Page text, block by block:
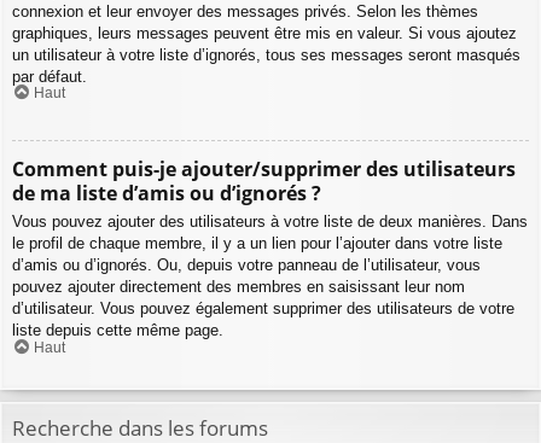
connexion et leur envoyer des messages privés. Selon les thèmes
graphiques, leurs messages peuvent être mis en valeur. Si vous ajoutez
un utilisateur à votre liste d’ignorés, tous ses messages seront masqués
par défaut.
Haut
Comment puis-je ajouter/supprimer des utilisateurs
de ma liste d’amis ou d’ignorés ?
Vous pouvez ajouter des utilisateurs à votre liste de deux manières. Dans
le profil de chaque membre, il y a un lien pour l’ajouter dans votre liste
d’amis ou d’ignorés. Ou, depuis votre panneau de l’utilisateur, vous
pouvez ajouter directement des membres en saisissant leur nom
d’utilisateur. Vous pouvez également supprimer des utilisateurs de votre
liste depuis cette même page.
Haut
Recherche dans les forums